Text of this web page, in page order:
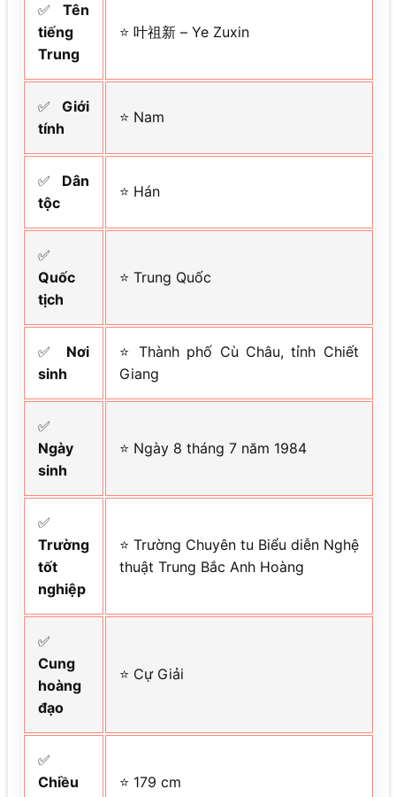
✅ Tên
tiếng
Trung
⭐ 叶祖新 – Ye Zuxin
✅ Giới
tính
⭐ Nam
✅ Dân
tộc
⭐ Hán
✅
Quốc
tịch
⭐ Trung Quốc
✅ Nơi
sinh
⭐ Thành phố Cù Châu, tỉnh Chiết
Giang
✅
Ngày
sinh
⭐ Ngày 8 tháng 7 năm 1984
✅
Trường
tốt
nghiệp
⭐ Trường Chuyên tu Biểu diễn Nghệ
thuật Trung Bắc Anh Hoàng
✅
Cung
hoàng
đạo
⭐ Cự Giải
✅
Chiều
⭐ 179 cm